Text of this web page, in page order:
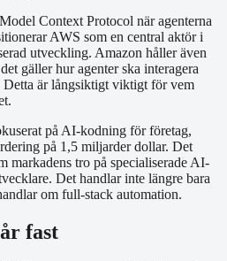
Context Protocol när agenterna
AWS som en central aktör i
utveckling. Amazon håller även
gäller hur agenter ska interagera
är långsiktigt viktigt för vem
på AI-kodning för företag,
på 1,5 miljarder dollar. Det
markadens tro på specialiserade AI-
Det handlar inte längre bara
om full-stack automation.
fast